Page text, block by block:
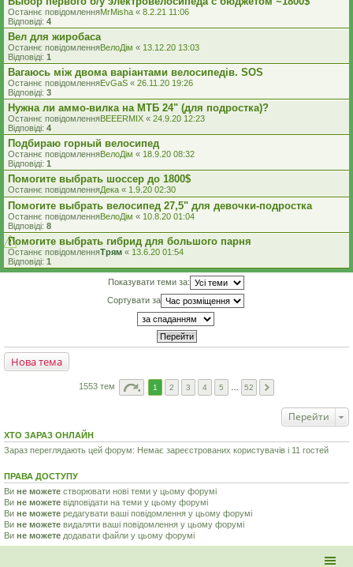
Останнє повідомленняMrMisha « 8.2.21 11:06
Відповіді: 4
Вел для жиробаса
Останнє повідомленняВелоДім « 13.12.20 13:03
Відповіді: 1
Вагаюсь між двома варіантами велосипедів. SOS
Останнє повідомленняEvGaS « 26.11.20 19:26
Відповіді: 3
Нужна ли аммо-вилка на МТБ 24" (для подростка)?
Останнє повідомленняBEEERMIX « 24.9.20 12:23
Відповіді: 4
Подбираю горный велосипед
Останнє повідомленняВелоДім « 18.9.20 08:32
Відповіді: 1
Помогите выбрать шоссер до 1800$
Останнє повідомленняДека « 1.9.20 02:30
Помогите выбрать велосипед 27,5" для девочки-подростка
Останнє повідомленняВелоДім « 10.8.20 01:04
Відповіді: 8
Помогите выбрать гибрид для большого парня
Останнє повідомленняТрям « 13.6.20 01:54
Відповіді: 1
Показувати теми за:
Сортувати за
Нова тема
1553 тем 1 2 3 4 5 52
Перейти
ХТО ЗАРАЗ ОНЛАЙН
Зараз переглядають цей форум: Немає зареєстрованих користувачів і 11 гостей
ПРАВА ДОСТУПУ
Ви не можете створювати нові теми у цьому форумі
Ви не можете відповідати на теми у цьому форумі
Ви не можете редагувати ваші повідомлення у цьому форумі
Ви не можете видаляти ваші повідомлення у цьому форумі
Ви не можете додавати файли у цьому форумі